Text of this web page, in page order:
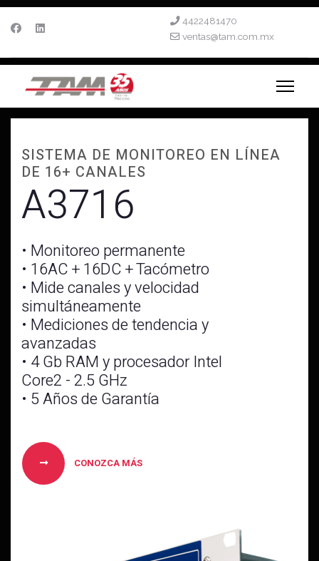
4422481470
ventas@tam.com.mx
SISTEMA DE MONITOREO EN LÍNEA
DE 16+ CANALES
A3716
• Monitoreo permanente
• 16AC + 16DC + Tacómetro
• Mide canales y velocidad
simultáneamente
• Mediciones de tendencia y
avanzadas
• 4 Gb RAM y procesador Intel
Core2 - 2.5 GHz
• 5 Años de Garantía
CONOZCA MÁS